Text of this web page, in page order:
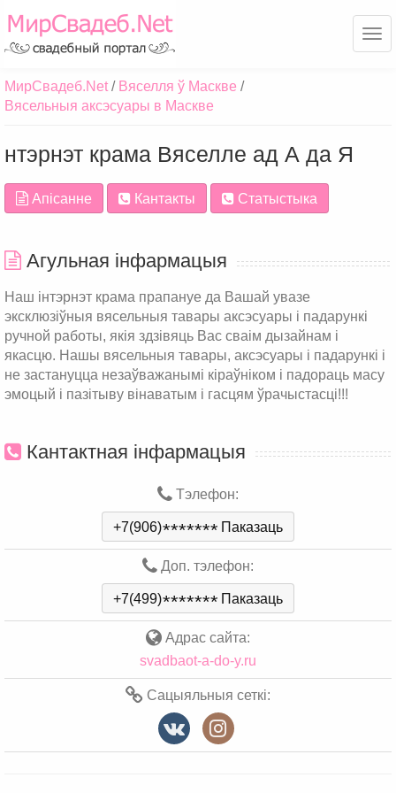
МирСвадеб.Net
Вяселля ў Маскве
Вясельныя аксэсуары в Маскве
нтэрнэт крама Вяселле ад А да Я
Апісанне Кантакты Статыстыка
Агульная інфармацыя
Наш інтэрнэт крама прапануе да Вашай увазе
эксклюзіўныя вясельныя тавары аксэсуары і падарункі
ручной работы, якія здзівяць Вас сваім дызайнам і
якасцю. Нашы вясельныя тавары, аксэсуары і падарункі і
не застануцца незаўважанымі кіраўніком і падораць масу
эмоцый і пазітыву вінаватым і гасцям ўрачыстасці!!!
Кантактная інфармацыя
Тэлефон:
+7(906)******* Паказаць
Доп. тэлефон:
+7(499)******* Паказаць
Адрас сайта:
svadbaot-a-do-y.ru
Сацыяльныя сеткі: